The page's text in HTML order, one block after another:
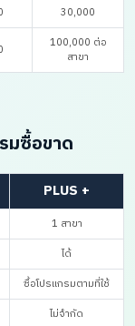
30,000
100,000 ต่อ
สาขา
มซื้อขาด
PLUS +
1 สาขา
ได้
ซื้อโปรแกรมตามที่ใช้
ไม่จำกัด